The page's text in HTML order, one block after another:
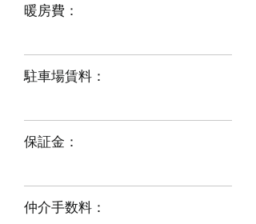
​暖房費：
​駐車場賃料：
​保証金：
​仲介手数料：